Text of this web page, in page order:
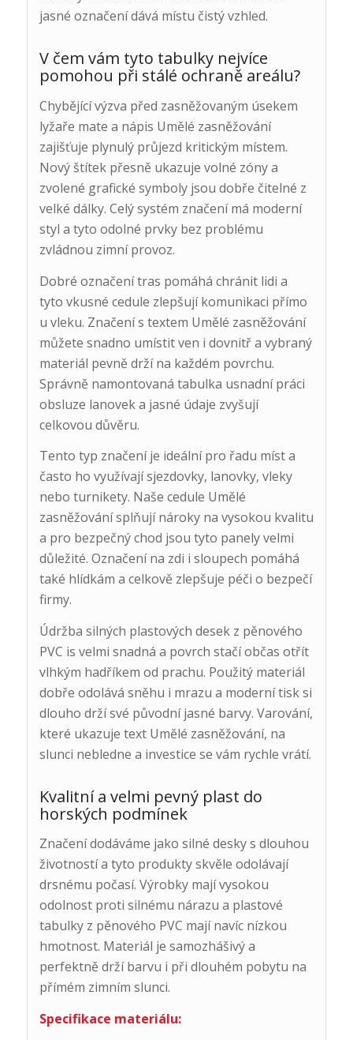
jasné označení dává místu čistý vzhled.
V čem vám tyto tabulky nejvíce
pomohou při stálé ochraně areálu?
Chybějící výzva před zasněžovaným úsekem
lyžaře mate a nápis Umělé zasněžování
zajišťuje plynulý průjezd kritickým místem.
Nový štítek přesně ukazuje volné zóny a
zvolené grafické symboly jsou dobře čitelné z
velké dálky. Celý systém značení má moderní
styl a tyto odolné prvky bez problému
zvládnou zimní provoz.
Dobré označení tras pomáhá chránit lidi a
tyto vkusné cedule zlepšují komunikaci přímo
u vleku. Značení s textem Umělé zasněžování
můžete snadno umístit ven i dovnitř a vybraný
materiál pevně drží na každém povrchu.
Správně namontovaná tabulka usnadní práci
obsluze lanovek a jasné údaje zvyšují
celkovou důvěru.
Tento typ značení je ideální pro řadu míst a
často ho využívají sjezdovky, lanovky, vleky
nebo turnikety. Naše cedule Umělé
zasněžování splňují nároky na vysokou kvalitu
a pro bezpečný chod jsou tyto panely velmi
důležité. Označení na zdi i sloupech pomáhá
také hlídkám a celkově zlepšuje péči o bezpečí
firmy.
Údržba silných plastových desek z pěnového
PVC is velmi snadná a povrch stačí občas otřít
vlhkým hadříkem od prachu. Použitý materiál
dobře odolává sněhu i mrazu a moderní tisk si
dlouho drží své původní jasné barvy. Varování,
které ukazuje text Umělé zasněžování, na
slunci nebledne a investice se vám rychle vrátí.
Kvalitní a velmi pevný plast do
horských podmínek
Značení dodáváme jako silné desky s dlouhou
životností a tyto produkty skvěle odolávají
drsnému počasí. Výrobky mají vysokou
odolnost proti silnému nárazu a plastové
tabulky z pěnového PVC mají navíc nízkou
hmotnost. Materiál je samozhášivý a
perfektně drží barvu i při dlouhém pobytu na
přímém zimním slunci.
Specifikace materiálu: